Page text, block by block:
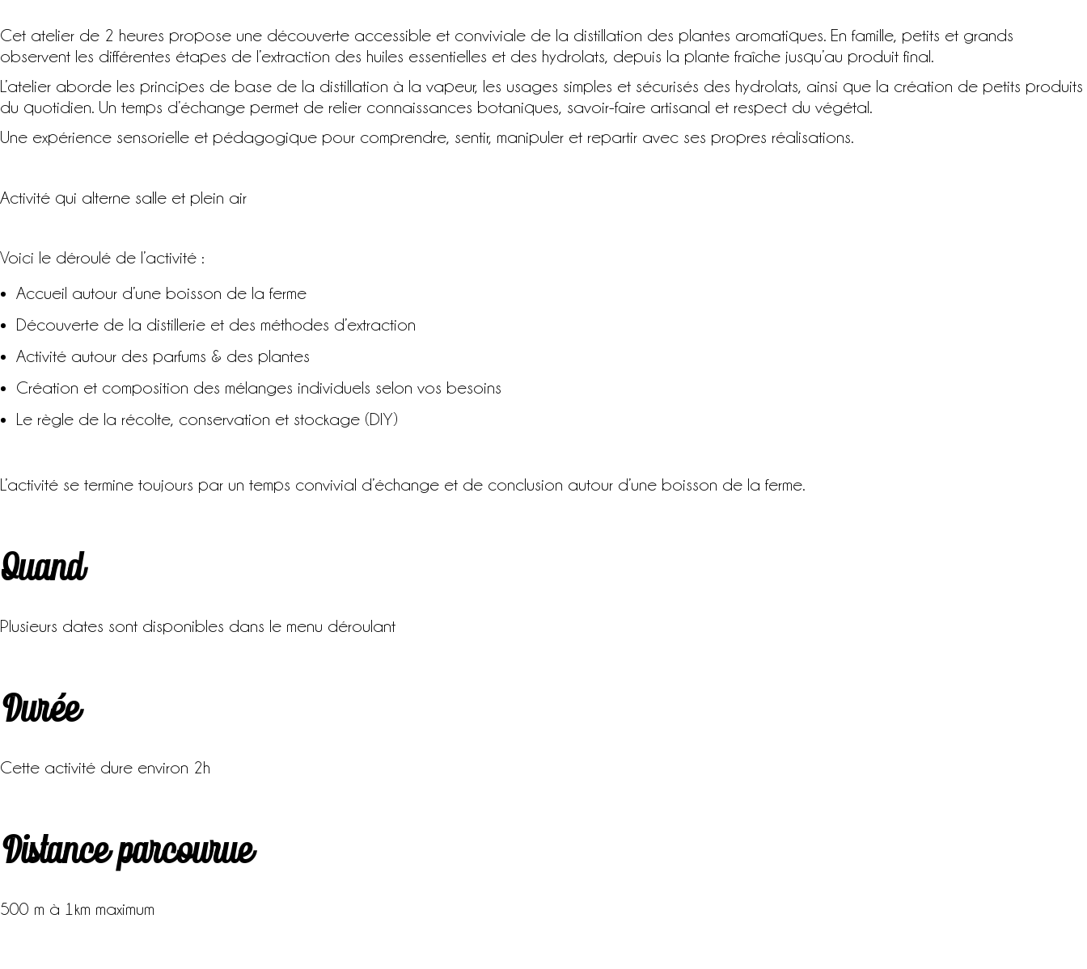
Cet atelier de 2 heures propose une découverte accessible et conviviale de la distillation des plantes aromatiques. En famille, petits et grands
observent les différentes étapes de l’extraction des huiles essentielles et des hydrolats, depuis la plante fraîche jusqu’au produit final.
L’atelier aborde les principes de base de la distillation à la vapeur, les usages simples et sécurisés des hydrolats, ainsi que la création de petits produits
du quotidien. Un temps d’échange permet de relier connaissances botaniques, savoir-faire artisanal et respect du végétal.
Une expérience sensorielle et pédagogique pour comprendre, sentir, manipuler et repartir avec ses propres réalisations.
Activité qui alterne salle et plein air
Voici le déroulé de l’activité :
Accueil autour d’une boisson de la ferme
Découverte de la distillerie et des méthodes d’extraction
Activité autour des parfums & des plantes
Création et composition des mélanges individuels selon vos besoins
Le règle de la récolte, conservation et stockage (DIY)
L’activité se termine toujours par un temps convivial d’échange et de conclusion autour d’une boisson de la ferme.
Quand
Plusieurs dates sont disponibles dans le menu déroulant
Durée
Cette activité dure environ 2h
Distance parcourue
500 m à 1km maximum